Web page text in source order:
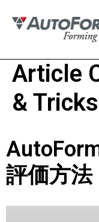
Article
& Tricks
評価方法